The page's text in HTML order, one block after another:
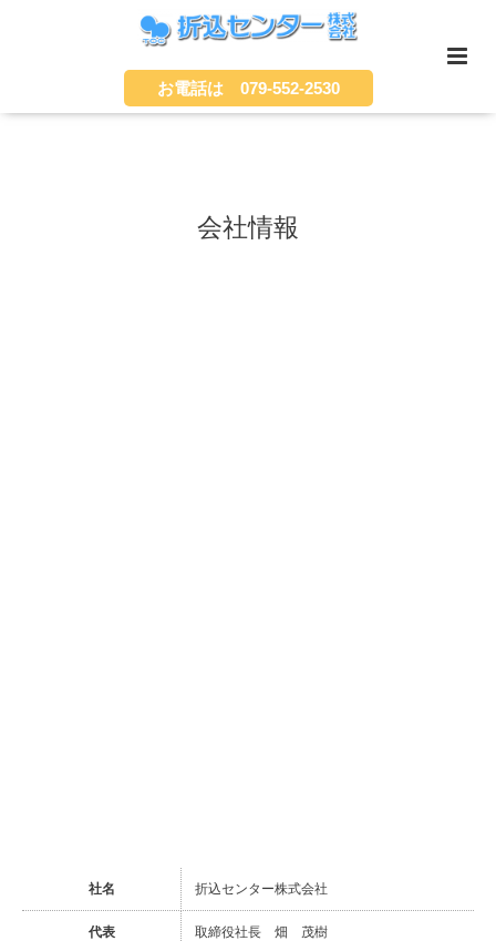
お電話は 079-552-2530
会社情報
社名 折込センター株式会社
代表 取締役社長 畑 茂樹